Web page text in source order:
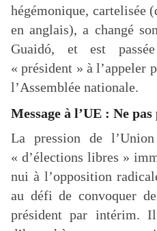
hégémonique, cartelisée
en anglais), a changé
Guaidó, et est
« président » à l’appeler
l’Assemblée nationale.
Message à l’UE : Ne
La pression de
« d’élections libres »
nui à l’opposition
au défi de convoquer
président par intérim.